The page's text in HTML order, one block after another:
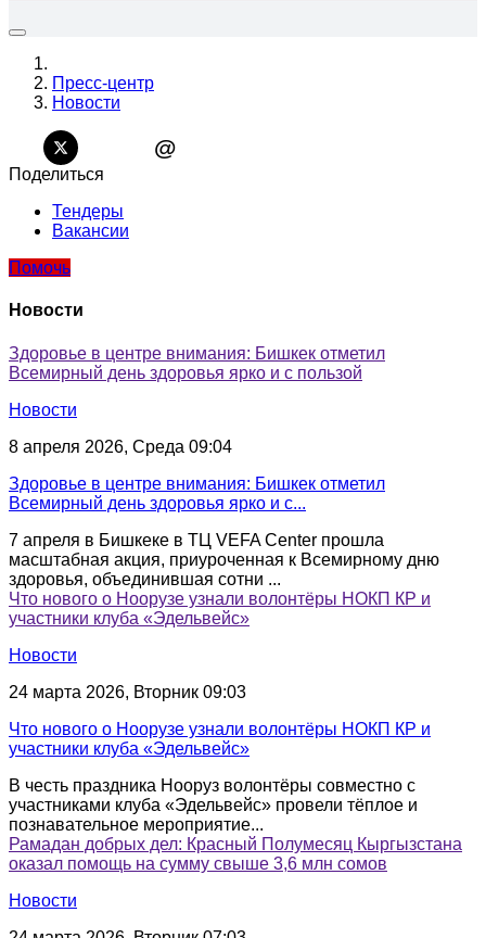
Пресс-центр
Новости
@
Поделиться
Тендеры
Вакансии
Помочь
Новости
Здоровье в центре внимания: Бишкек отметил
Всемирный день здоровья ярко и с пользой
Новости
8 апреля 2026, Среда 09:04
Здоровье в центре внимания: Бишкек отметил
Всемирный день здоровья ярко и с...
7 апреля в Бишкеке в ТЦ VEFA Center прошла
масштабная акция, приуроченная к Всемирному дню
здоровья, объединившая сотни ...
Что нового о Ноорузе узнали волонтёры НОКП КР и
участники клуба «Эдельвейс»
Новости
24 марта 2026, Вторник 09:03
Что нового о Ноорузе узнали волонтёры НОКП КР и
участники клуба «Эдельвейс»
В честь праздника Нооруз волонтёры совместно с
участниками клуба «Эдельвейс» провели тёплое и
познавательное мероприятие...
Рамадан добрых дел: Красный Полумесяц Кыргызстана
оказал помощь на сумму свыше 3,6 млн сомов
Новости